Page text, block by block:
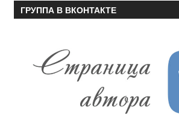
ГРУППА В ВКОНТАКТЕ